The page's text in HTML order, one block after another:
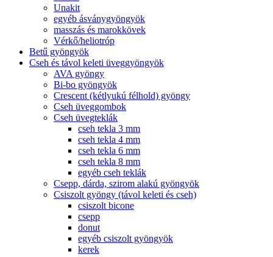
Unakit
egyéb ásványgyöngyök
masszás és marokkövek
Vérkő/heliotróp
Betű gyöngyök
Cseh és távol keleti üveggyöngyök
AVA gyöngy
Bi-bo gyöngyök
Crescent (kétlyukú félhold) gyöngy
Cseh üveggombok
Cseh üvegteklák
cseh tekla 3 mm
cseh tekla 4 mm
cseh tekla 6 mm
cseh tekla 8 mm
egyéb cseh teklák
Csepp, dárda, szirom alakú gyöngyök
Csiszolt gyöngy (távol keleti és cseh)
csiszolt bicone
csepp
donut
egyéb csiszolt gyöngyök
kerek